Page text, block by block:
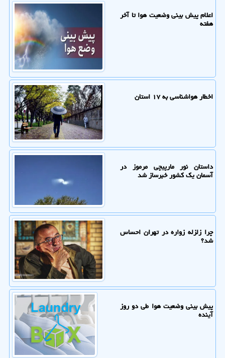
اعلام پیش بینی وضعیت هوا تا آخر
هفته
اخطار هواشناسی به ۱۷ استان
داستان نور مارپیچی مرموز در
آسمان یک کشور خبرساز شد
چرا زلزله زواره در تهران احساس
شد؟
پیش بینی وضعیت هوا طی دو روز
آینده